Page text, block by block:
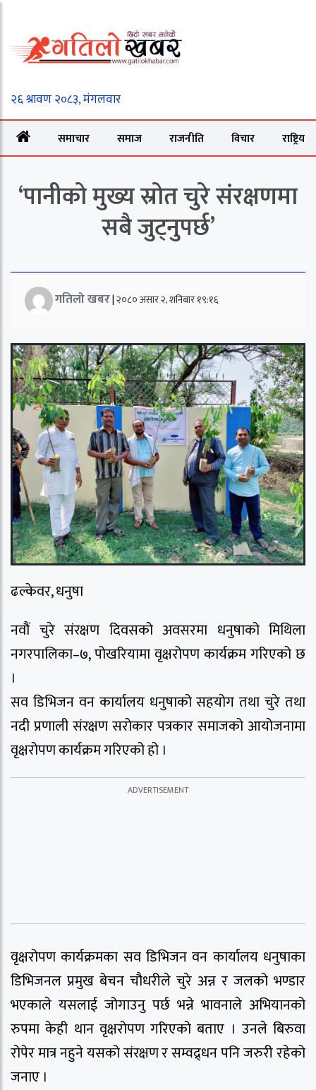
समाचार समाज राजनीति विचार राष्ट्रिय
‘पानीको मुख्य स्रोत चुरे संरक्षणमा
सबै जुट्नुपर्छ’
गतिलो खबर|२०८० असार २, शनिबार १९:१६
ढल्केवर, धनुषा
नवौं चुरे संरक्षण दिवसको अवसरमा धनुषाको मिथिला
नगरपालिका–७, पोखरियामा वृक्षरोपण कार्यक्रम गरिएको छ
।
सव डिभिजन वन कार्यालय धनुषाको सहयोग तथा चुरे तथा
नदी प्रणाली संरक्षण सरोकार पत्रकार समाजको आयोजनामा
वृक्षरोपण कार्यक्रम गरिएको हो ।
वृक्षरोपण कार्यक्रमका सव डिभिजन वन कार्यालय धनुषाका
डिभिजनल प्रमुख बेचन चौधरीले चुरे अन्न र जलको भण्डार
भएकाले यसलाई जोगाउनु पर्छ भन्ने भावनाले अभियानको
रुपमा केही थान वृक्षरोपण गरिएको बताए । उनले बिरुवा
रोपेर मात्र नहुने यसको संरक्षण र सम्वद्र्धन पनि जरुरी रहेको
जनाए ।